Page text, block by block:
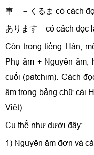
車 －くるま có cách
あります có cách đọc
Còn trong tiếng Hàn,
Phụ âm + Nguyên âm,
cuối (patchim). Cách
âm trong bảng chữ cái
Việt).
Cụ thể như dưới đây:
1) Nguyên âm đơn và